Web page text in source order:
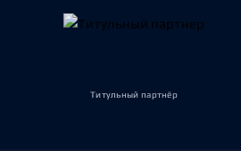
Титульный партнёр